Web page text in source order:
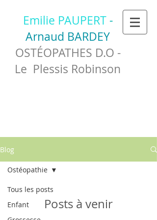
Emilie PAUPERT-
Arnaud BARDEY
OSTÉOPATHES D.O -
Le Plessis Robinson
Blog
Tous les posts
Enfant
Ostéopathie
Posts à venir